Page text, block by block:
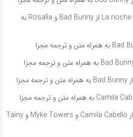
آهنگ اسپانیایی La noche de anoche از Bad Bunny و Rosalía به
آهنگ اسپانیایی Oh Na Na از Camila Cabello و Myke Towers و Tainy